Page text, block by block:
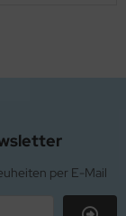
per E-Mail